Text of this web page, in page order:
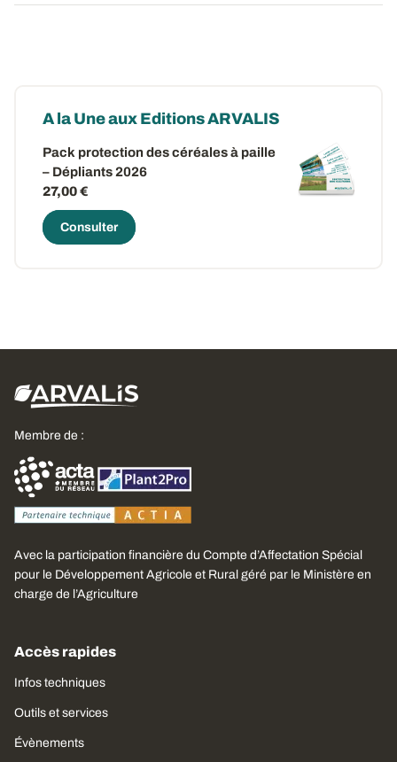
A la Une aux Editions ARVALIS
Pack protection des céréales à paille
– Dépliants 2026
27,00 €
Consulter
Membre de :
Avec la participation financière du Compte d’Affectation Spécial
pour le Développement Agricole et Rural géré par le Ministère en
charge de l’Agriculture
Accès rapides
Infos techniques
Outils et services
Évènements